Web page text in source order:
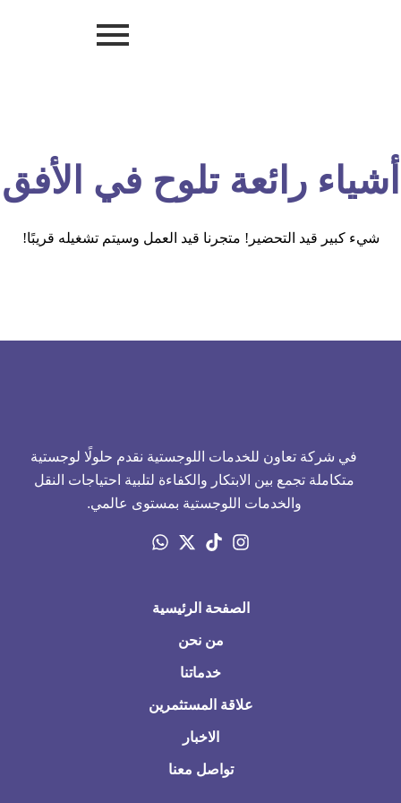
أشياء رائعة تلوح في الأفق
شيء كبير قيد التحضير! متجرنا قيد العمل وسيتم تشغيله قريبًا!
في شركة تعاون للخدمات اللوجستية نقدم حلولًا لوجستية
متكاملة تجمع بين الابتكار والكفاءة لتلبية احتياجات النقل
والخدمات اللوجستية بمستوى عالمي.
الصفحة الرئيسية
من نحن
خدماتنا
علاقة المستثمرين
الاخبار
تواصل معنا